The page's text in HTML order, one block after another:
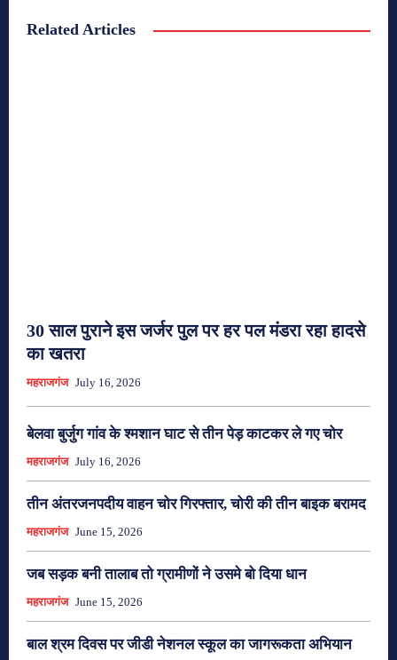
Related Articles
30 साल पुराने इस जर्जर पुल पर हर पल मंडरा रहा हादसे
का खतरा
महराजगंज July 16, 2026
बेलवा बुर्जुग गांव के श्मशान घाट से तीन पेड़ काटकर ले गए चोर
महराजगंज July 16, 2026
तीन अंतरजनपदीय वाहन चोर गिरफ्तार, चोरी की तीन बाइक बरामद
महराजगंज June 15, 2026
जब सड़क बनी तालाब तो ग्रामीणों ने उसमे बो दिया धान
महराजगंज June 15, 2026
बाल श्रम दिवस पर जीडी नेशनल स्कूल का जागरूकता अभियान